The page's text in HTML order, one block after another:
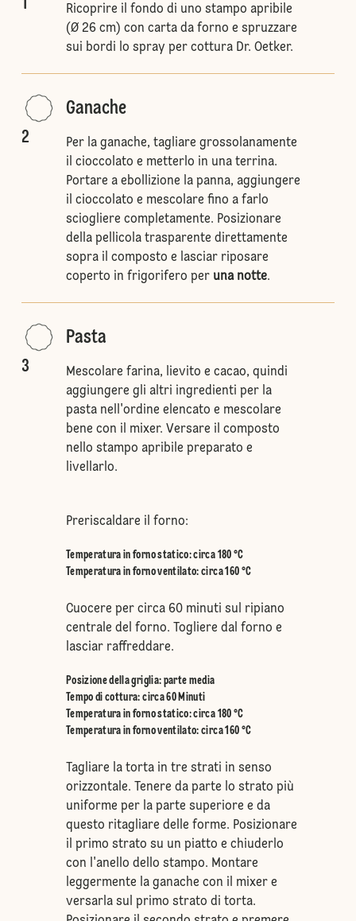
1
Ricoprire il fondo di uno stampo apribile
(Ø 26 cm) con carta da forno e spruzzare
sui bordi lo spray per cottura Dr. Oetker.
2
Ganache
Per la ganache, tagliare grossolanamente
il cioccolato e metterlo in una terrina.
Portare a ebollizione la panna, aggiungere
il cioccolato e mescolare fino a farlo
sciogliere completamente. Posizionare
della pellicola trasparente direttamente
sopra il composto e lasciar riposare
coperto in frigorifero per una notte.
3
Pasta
Mescolare farina, lievito e cacao, quindi
aggiungere gli altri ingredienti per la
pasta nell'ordine elencato e mescolare
bene con il mixer. Versare il composto
nello stampo apribile preparato e
livellarlo.
Preriscaldare il forno:
Temperatura in forno statico:circa 180 °C
Temperatura in forno ventilato: circa 160 °C
Cuocere per circa 60 minuti sul ripiano
centrale del forno. Togliere dal forno e
lasciar raffreddare.
Posizione della griglia: parte media
Tempo di cottura: circa 60 Minuti
Temperatura in forno statico:circa 180 °C
Temperatura in forno ventilato: circa 160 °C
Tagliare la torta in tre strati in senso
orizzontale. Tenere da parte lo strato più
uniforme per la parte superiore e da
questo ritagliare delle forme. Posizionare
il primo strato su un piatto e chiuderlo
con l'anello dello stampo. Montare
leggermente la ganache con il mixer e
versarla sul primo strato di torta.